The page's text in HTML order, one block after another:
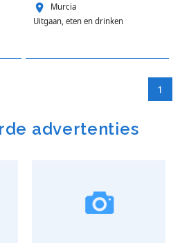
Murcia
Uitgaan, eten en drinken
1
advertenties